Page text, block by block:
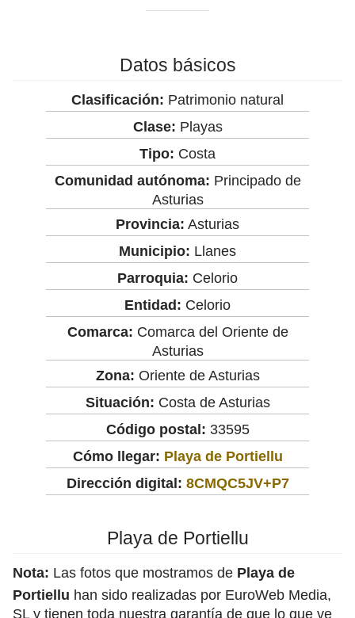
Datos básicos
Clasificación: Patrimonio natural
Clase: Playas
Tipo: Costa
Comunidad autónoma: Principado de
Asturias
Provincia: Asturias
Municipio: Llanes
Parroquia: Celorio
Entidad: Celorio
Comarca: Comarca del Oriente de
Asturias
Zona: Oriente de Asturias
Situación: Costa de Asturias
Código postal: 33595
Cómo llegar: Playa de Portiellu
Dirección digital: 8CMQC5JV+P7
Playa de Portiellu
Nota: Las fotos que mostramos de Playa de
Portiellu han sido realizadas por EuroWeb Media,
SL y tienen toda nuestra garantía de que lo que ve